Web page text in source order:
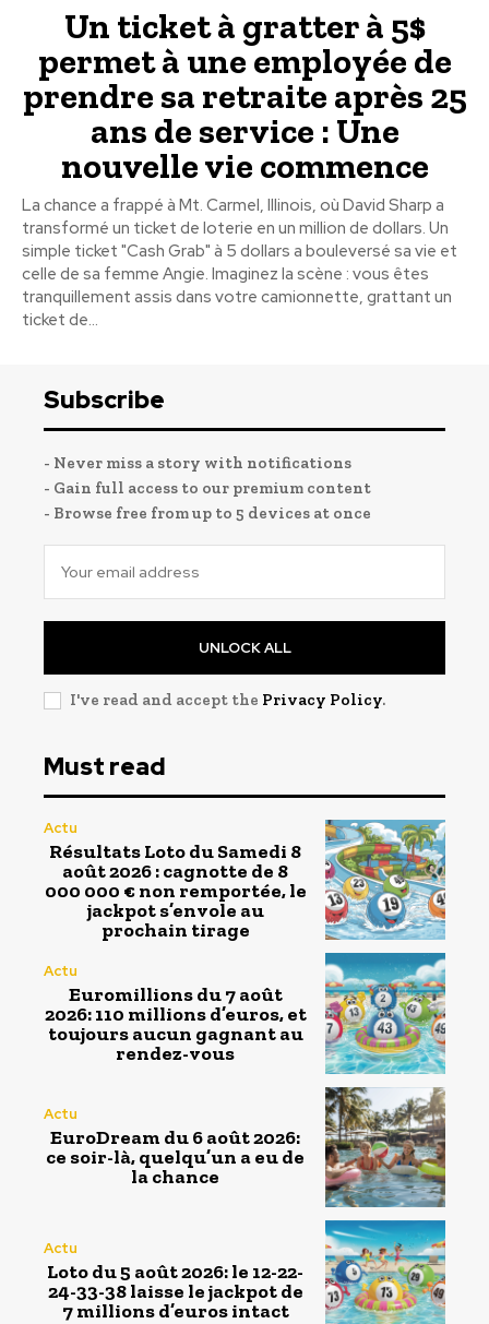
Un ticket à gratter à 5$
permet à une employée de
prendre sa retraite après 25
ans de service : Une
nouvelle vie commence
La chance a frappé à Mt. Carmel, Illinois, où David Sharp a
transformé un ticket de loterie en un million de dollars. Un
simple ticket "Cash Grab" à 5 dollars a bouleversé sa vie et
celle de sa femme Angie. Imaginez la scène : vous êtes
tranquillement assis dans votre camionnette, grattant un
ticket de...
Subscribe
- Never miss a story with notifications
- Gain full access to our premium content
- Browse free from up to 5 devices at once
UNLOCK ALL
I've read and accept the Privacy Policy.
Must read
Actu
Résultats Loto du Samedi 8
août 2026 : cagnotte de 8
000 000 € non remportée, le
jackpot s’envole au
prochain tirage
Actu
Euromillions du 7 août
2026: 110 millions d’euros, et
toujours aucun gagnant au
rendez-vous
Actu
EuroDream du 6 août 2026:
ce soir-là, quelqu’un a eu de
la chance
Actu
Loto du 5 août 2026: le 12-22-
24-33-38 laisse le jackpot de
7 millions d’euros intact